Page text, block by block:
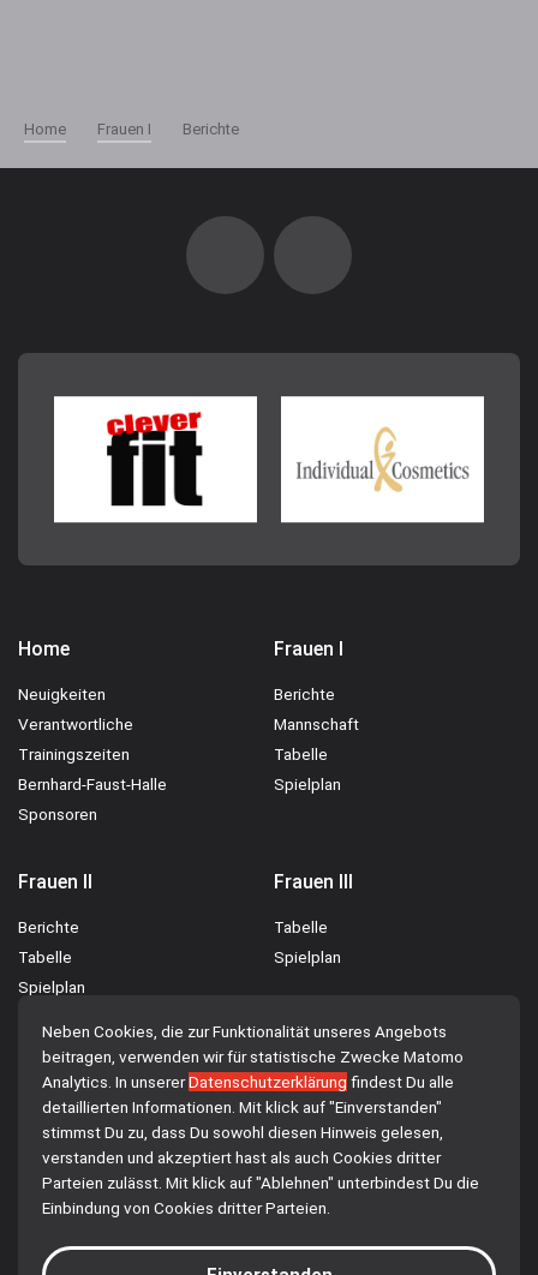
Neben Cookies, die zur Funktionalität unseres Angebots
beitragen, verwenden wir für statistische Zwecke Matomo
Analytics. In unsererDatenschutzerklärung findest Du alle
detaillierten Informationen. Mit klick auf "Einverstanden"
stimmst Du zu, dass Du sowohl diesen Hinweis gelesen,
verstanden und akzeptiert hast als auch Cookies dritter
Parteien zulässt. Mit klick auf "Ablehnen" unterbindest Du die
Einbindung von Cookies dritter Parteien.
Home Frauen I Berichte
Home
Neuigkeiten
Verantwortliche
Trainingszeiten
Bernhard-Faust-Halle
Sponsoren
Frauen I
Berichte
Mannschaft
Tabelle
Spielplan
Frauen II
Berichte
Tabelle
Spielplan
Frauen III
Tabelle
Spielplan
Männer I
Berichte
Tabelle
Spielplan
JSG Rotenburg-
Breitenbach
Berichte